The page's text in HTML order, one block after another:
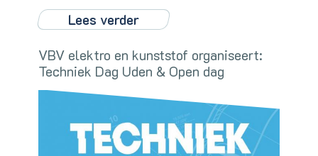
Lees verder
VBV elektro en kunststof organiseert:
Techniek Dag Uden & Open dag